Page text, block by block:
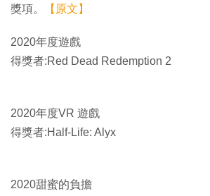
獎項。
【原文】
2020年度遊戲
得獎者:Red Dead Redemption 2
2020年度VR 遊戲
得獎者:Half-Life: Alyx
2020甜蜜的負擔